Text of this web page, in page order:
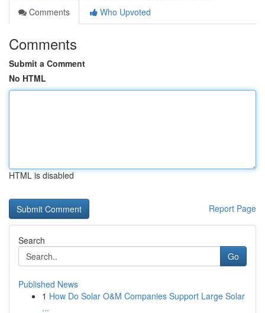
Comments
Who Upvoted
Comments
Submit a Comment
No HTML
HTML is disabled
Report Page
Search
Go
Published News
1 How Do Solar O&M Companies Support Large Solar
...